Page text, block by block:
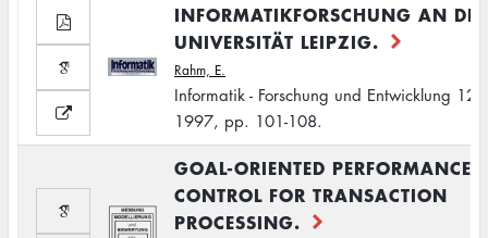
INFORMATIKFORSCHUNG AN DER
UNIVERSITÄT LEIPZIG.
Rahm, E.
Informatik - Forschung und Entwicklung 12
1997, pp. 101-108.
GOAL-ORIENTED PERFORMANCE
CONTROL FOR TRANSACTION
PROCESSING.